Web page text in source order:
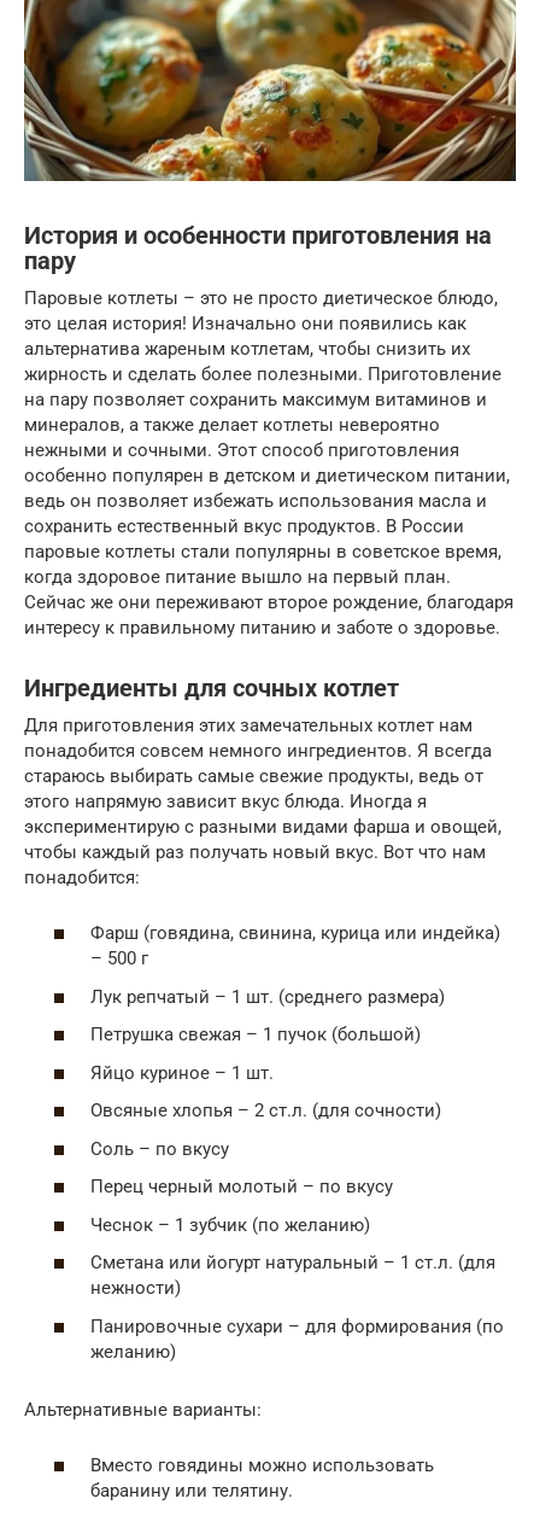
История и особенности приготовления на
пару
Паровые котлеты – это не просто диетическое блюдо,
это целая история! Изначально они появились как
альтернатива жареным котлетам, чтобы снизить их
жирность и сделать более полезными. Приготовление
на пару позволяет сохранить максимум витаминов и
минералов, а также делает котлеты невероятно
нежными и сочными. Этот способ приготовления
особенно популярен в детском и диетическом питании,
ведь он позволяет избежать использования масла и
сохранить естественный вкус продуктов. В России
паровые котлеты стали популярны в советское время,
когда здоровое питание вышло на первый план.
Сейчас же они переживают второе рождение, благодаря
интересу к правильному питанию и заботе о здоровье.
Ингредиенты для сочных котлет
Для приготовления этих замечательных котлет нам
понадобится совсем немного ингредиентов. Я всегда
стараюсь выбирать самые свежие продукты, ведь от
этого напрямую зависит вкус блюда. Иногда я
экспериментирую с разными видами фарша и овощей,
чтобы каждый раз получать новый вкус. Вот что нам
понадобится:
Фарш (говядина, свинина, курица или индейка)
– 500 г
Лук репчатый – 1 шт. (среднего размера)
Петрушка свежая – 1 пучок (большой)
Яйцо куриное – 1 шт.
Овсяные хлопья – 2 ст.л. (для сочности)
Соль – по вкусу
Перец черный молотый – по вкусу
Чеснок – 1 зубчик (по желанию)
Сметана или йогурт натуральный – 1 ст.л. (для
нежности)
Панировочные сухари – для формирования (по
желанию)
Альтернативные варианты:
Вместо говядины можно использовать
баранину или телятину.